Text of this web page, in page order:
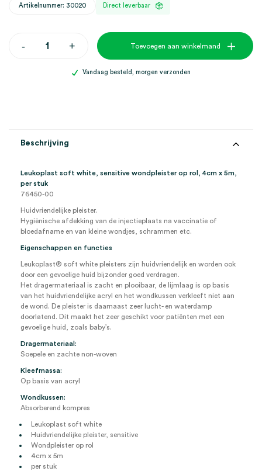
Artikelnummer: 30020 Direct leverbaar
-Leukoplast
+ Toevoegen aan winkelmand
Vandaag besteld, morgen verzonden
Beschrijving
Leukoplast soft white, sensitive wondpleister op rol, 4cm x 5m,
per stuk
76450-00
Huidvriendelijke pleister.
Hygiënische afdekking van de injectieplaats na vaccinatie of
bloedafname en van kleine wondjes, schrammen etc.
Eigenschappen en functies
Leukoplast® soft white pleisters zijn huidvriendelijk en worden ook
door een gevoelige huid bijzonder goed verdragen.
Het dragermateriaal is zacht en plooibaar, de lijmlaag is op basis
van het huidvriendelijke acryl en het wondkussen verkleeft niet aan
de wond. De pleister is daarnaast zeer lucht- en waterdamp
doorlatend. Dit maakt het zeer geschikt voor patiënten met een
gevoelige huid, zoals baby’s.
Dragermateriaal:
Soepele en zachte non-woven
Kleefmassa:
Op basis van acryl
Wondkussen:
Absorberend kompres
Leukoplast soft white
Huidvriendelijke pleister, sensitive
Wondpleister op rol
4cm x 5m
per stuk